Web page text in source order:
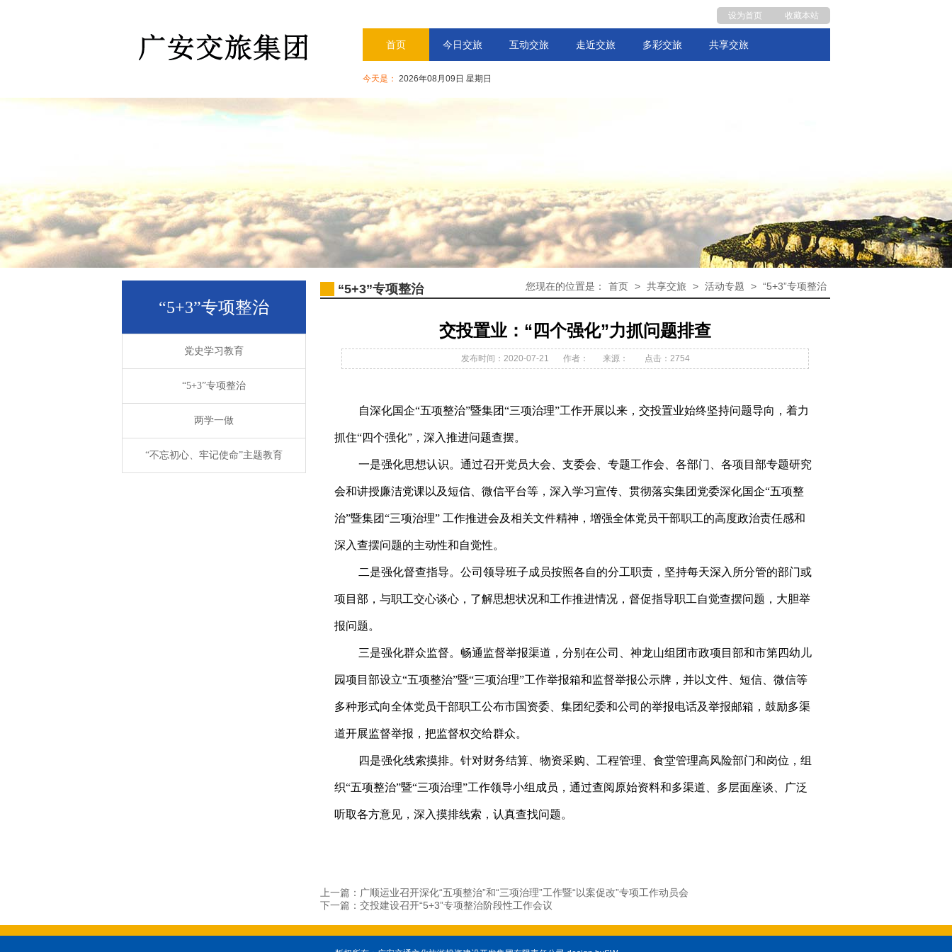
设为首页 收藏本站
今天是： 2026年08月09日 星期日
首页 今日交旅 互动交旅 走近交旅 多彩交旅 共享交旅
“5+3”专项整治
党史学习教育
“5+3”专项整治
两学一做
“不忘初心、牢记使命”主题教育
您现在的位置是： 首页 > 共享交旅 > 活动专题 > “5+3”专项整治
“5+3”专项整治
交投置业：“四个强化”力抓问题排查
发布时间：2020-07-21 作者： 来源： 点击： 2754
自深化国企“五项整治”暨集团“三项治理”工作开展以来，交投置业始终坚持问题导向，着力
抓住“四个强化”，深入推进问题查摆。
一是强化思想认识。通过召开党员大会、支委会、专题工作会、各部门、各项目部专题研究
会和讲授廉洁党课以及短信、微信平台等，深入学习宣传、贯彻落实集团党委深化国企“五项整
治”暨集团“三项治理” 工作推进会及相关文件精神，增强全体党员干部职工的高度政治责任感和
深入查摆问题的主动性和自觉性。
二是强化督查指导。公司领导班子成员按照各自的分工职责，坚持每天深入所分管的部门或
项目部，与职工交心谈心，了解思想状况和工作推进情况，督促指导职工自觉查摆问题，大胆举
报问题。
三是强化群众监督。畅通监督举报渠道，分别在公司、神龙山组团市政项目部和市第四幼儿
园项目部设立“五项整治”暨“三项治理”工作举报箱和监督举报公示牌，并以文件、短信、微信等
多种形式向全体党员干部职工公布市国资委、集团纪委和公司的举报电话及举报邮箱，鼓励多渠
道开展监督举报，把监督权交给群众。
四是强化线索摸排。针对财务结算、物资采购、工程管理、食堂管理高风险部门和岗位，组
织“五项整治”暨“三项治理”工作领导小组成员，通过查阅原始资料和多渠道、多层面座谈、广泛
听取各方意见，深入摸排线索，认真查找问题。
上一篇： 广顺运业召开深化“五项整治”和“三项治理”工作暨“以案促改”专项工作动员会
下一篇： 交投建设召开“5+3”专项整治阶段性工作会议